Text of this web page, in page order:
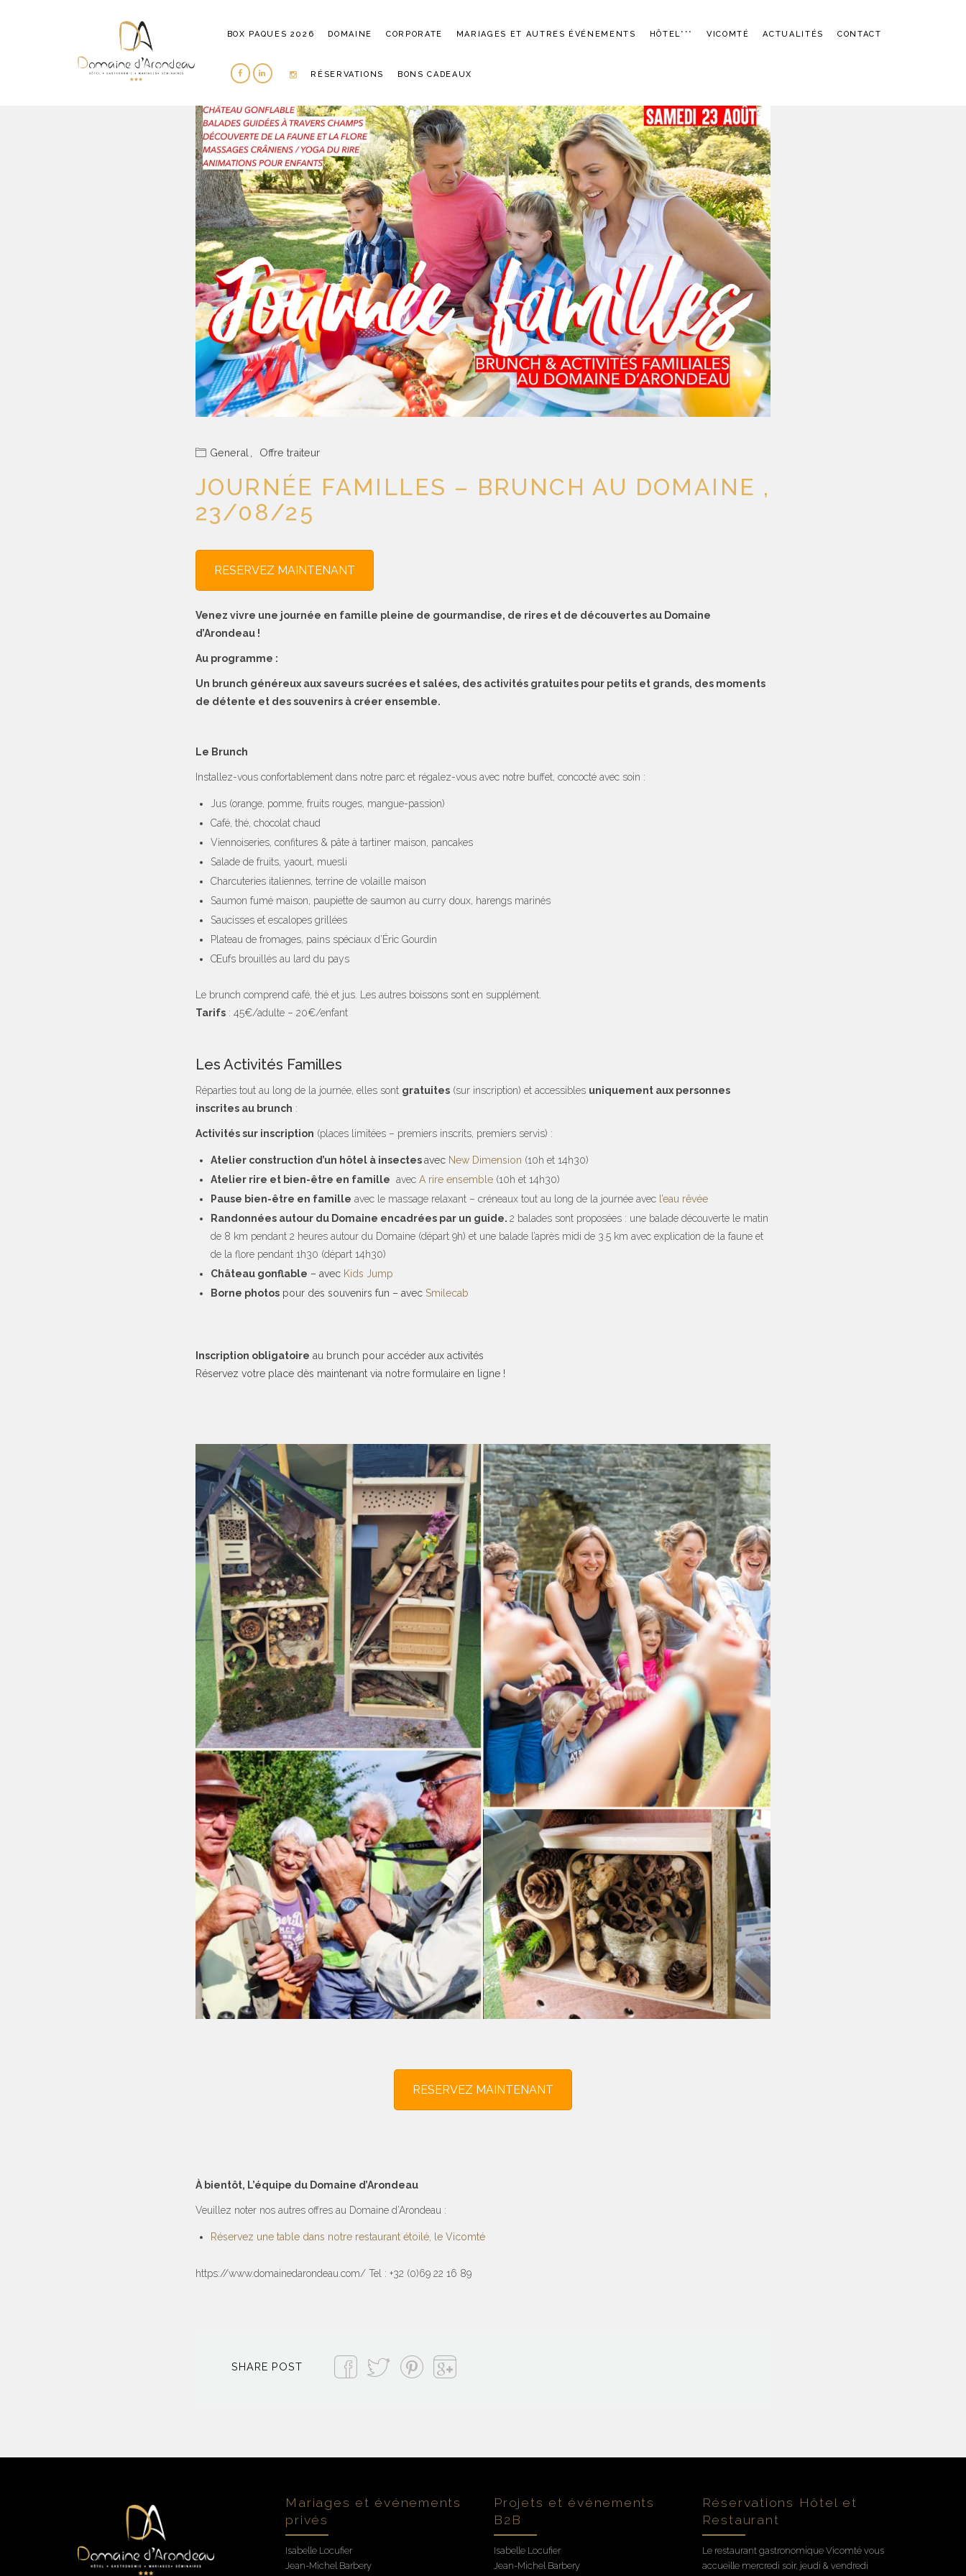
BOX PAQUES 2026 DOMAINE CORPORATE MARIAGES ET AUTRES ÉVÉNEMENTS HÔTEL*** VICOMTÉ ACTUALITÉS CONTACT
RÉSERVATIONS BONS CADEAUX
General Offre traiteur
JOURNÉE FAMILLES – BRUNCH AU DOMAINE ,
23/08/25
RESERVEZ MAINTENANT
Venez vivre une journée en famille pleine de gourmandise, de rires et de découvertes au Domaine
d’Arondeau !
Au programme :
Un brunch généreux aux saveurs sucrées et salées, des activités gratuites pour petits et grands, des moments
de détente et des souvenirs à créer ensemble.
Le Brunch
Installez-vous confortablement dans notre parc et régalez-vous avec notre buffet, concocté avec soin :
Jus (orange, pomme, fruits rouges, mangue-passion)
Café, thé, chocolat chaud
Viennoiseries, confitures & pâte à tartiner maison, pancakes
Salade de fruits, yaourt, muesli
Charcuteries italiennes, terrine de volaille maison
Saumon fumé maison, paupiette de saumon au curry doux, harengs marinés
Saucisses et escalopes grillées
Plateau de fromages, pains spéciaux d’Éric Gourdin
Œufs brouillés au lard du pays
Le brunch comprend café, thé et jus. Les autres boissons sont en supplément.
Tarifs : 45€/adulte – 20€/enfant
Les Activités Familles
Réparties tout au long de la journée, elles sont gratuites (sur inscription) et accessibles uniquement aux personnes
inscrites au brunch :
Activités sur inscription (places limitées – premiers inscrits, premiers servis) :
Atelier construction d’un hôtel à insectesavec New Dimension (10h et 14h30)
Atelier rire et bien-être en famille avecA rire ensemble (10h et 14h30)
Pause bien-être en famille avec le massage relaxant – créneaux tout au long de la journée avec l’eau rêvée
Randonnées autour du Domaine encadrées par un guide.2 balades sont proposées : une balade découverte le matin
de 8 km pendant 2 heures autour du Domaine (départ 9h) et une balade l’après midi de 3.5 km avec explication de la faune et
de la flore pendant 1h30 (départ 14h30)
Château gonflable – avec Kids Jump
Borne photos pour des souvenirs fun – avecSmilecab
Inscription obligatoire au brunch pour accéder aux activités
Réservez votre place dès maintenant via notre formulaire en ligne !
RESERVEZ MAINTENANT
À bientôt, L’équipe du Domaine d’Arondeau
Veuillez noter nos autres offres au Domaine d’Arondeau :
Réservez une table dans notre restaurant étoilé, le Vicomté
https://www.domainedarondeau.com/ Tel : +32 (0)69 22 16 89
SHARE POST
Mariages et événements
privés
Isabelle Locufier
Jean-Michel Barbery
Projets et événements
B2B
Isabelle Locufier
Jean-Michel Barbery
Réservations Hôtel et
Restaurant
Le restaurant gastronomique Vicomté vous
accueille mercredi soir, jeudi & vendredi